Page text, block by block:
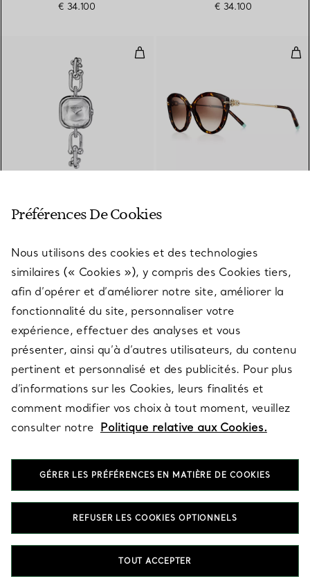
€ 34.100
€ 34.100
Montre en argent 925
4 Matériaux
Tiffany HardWear
diamants
€ 4.950
€ 305
PLUS DE RÉSULTATS
Résultats affichés 61 - 120 sur 122
Préférences De Cookies
Nous utilisons des cookies et des technologies
similaires (« Cookies »), y compris des Cookies tiers,
afin d’opérer et d’améliorer notre site, améliorer la
fonctionnalité du site, personnaliser votre
expérience, effectuer des analyses et vous
présenter, ainsi qu’à d’autres utilisateurs, du contenu
pertinent et personnalisé et des publicités. Pour plus
d’informations sur les Cookies, leurs finalités et
comment modifier vos choix à tout moment, veuillez
consulter notre Politique relative aux Cookies.
GÉRER LES PRÉFÉRENCES EN MATIÈRE DE COOKIES
REFUSER LES COOKIES OPTIONNELS
TOUT ACCEPTER